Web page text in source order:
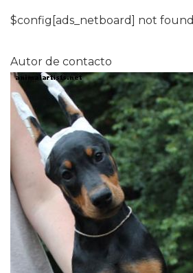
$config[ads_netboard] not found
Autor de contacto